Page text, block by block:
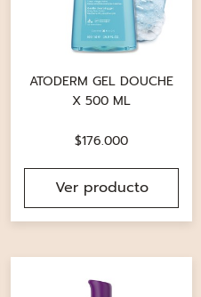
ATODERM GEL DOUCHE
X 500 ML
$176.000
Ver producto